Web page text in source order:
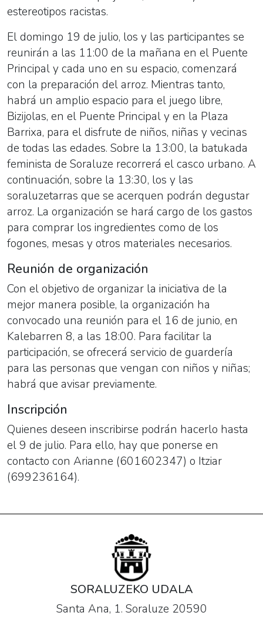
estereotipos racistas.
El domingo 19 de julio, los y las participantes se
reunirán a las 11:00 de la mañana en el Puente
Principal y cada uno en su espacio, comenzará
con la preparación del arroz. Mientras tanto,
habrá un amplio espacio para el juego libre,
Bizijolas, en el Puente Principal y en la Plaza
Barrixa, para el disfrute de niños, niñas y vecinas
de todas las edades. Sobre la 13:00, la batukada
feminista de Soraluze recorrerá el casco urbano. A
continuación, sobre la 13:30, los y las
soraluzetarras que se acerquen podrán degustar
arroz. La organización se hará cargo de los gastos
para comprar los ingredientes como de los
fogones, mesas y otros materiales necesarios.
Reunión de organización
Con el objetivo de organizar la iniciativa de la
mejor manera posible, la organización ha
convocado una reunión para el 16 de junio, en
Kalebarren 8, a las 18:00. Para facilitar la
participación, se ofrecerá servicio de guardería
para las personas que vengan con niños y niñas;
habrá que avisar previamente.
Inscripción
Quienes deseen inscribirse podrán hacerlo hasta
el 9 de julio. Para ello, hay que ponerse en
contacto con Arianne (601602347) o Itziar
(699236164).
SORALUZEKO UDALA
Santa Ana, 1. Soraluze 20590